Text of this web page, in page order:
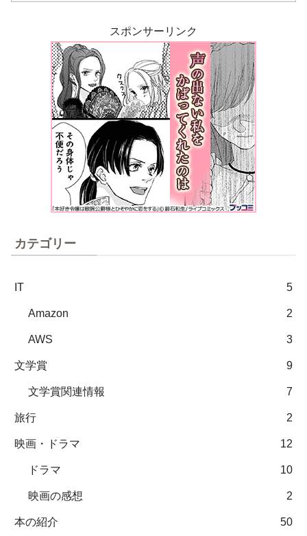
スポンサーリンク
カテゴリー
IT 5
Amazon 2
AWS 3
文学賞 9
文学賞関連情報 7
旅行 2
映画・ドラマ 12
ドラマ 10
映画の感想 2
本の紹介 50